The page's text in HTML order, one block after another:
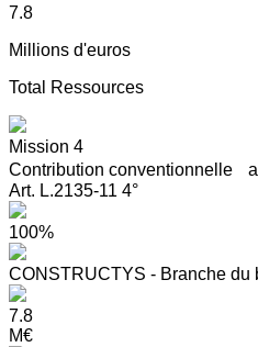
7.8
Millions d'euros
Total Ressources
Mission 4
Contribution conventionnelle
Art. L.2135-11 4°
100%
CONSTRUCTYS - Branche du
7.8
M€